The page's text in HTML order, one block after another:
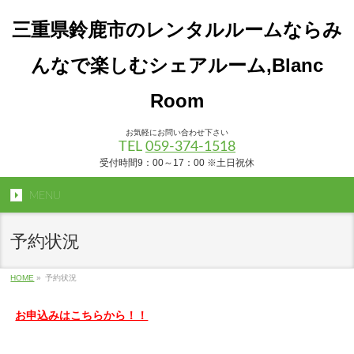
三重県鈴鹿市のレンタルルームならみ
んなで楽しむシェアルーム,Blanc
Room
お気軽にお問い合わせ下さい
TEL 059-374-1518
受付時間9：00～17：00 ※土日祝休
MENU
予約状況
HOME » 予約状況
お申込みはこちらから！！